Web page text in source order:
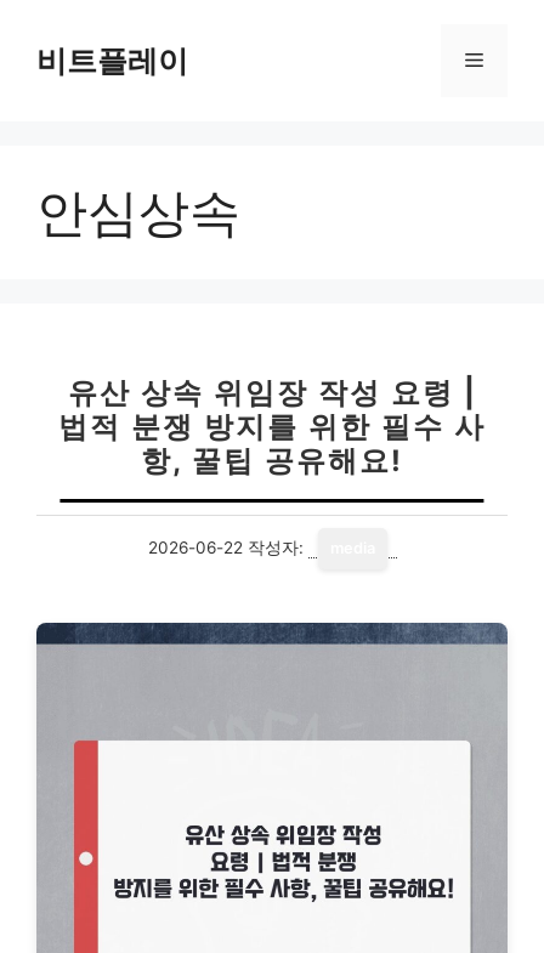
비트플레이 메
안심상속
유산 상속 위임장 작성 요령 |
법적 분쟁 방지를 위한 필수 사
항, 꿀팁 공유해요!
2026-06-22 작성자: